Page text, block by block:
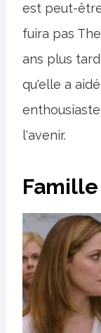
est peut-
fuira pas
ans plus
qu'elle a
l'avenir.